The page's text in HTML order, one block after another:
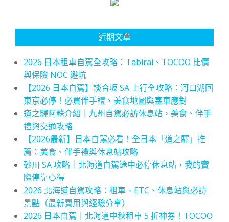
近期文章
2026 日本租車自駕全攻略：Tabirai、TOCOO 比價
與保險 NOC 避坑
【2026 日本自駕】談合坂 SA 上行全攻略：河口湖回
東京必停！必買伴手禮、美食地圖與塞車應對
道之驛阿蘇介紹｜九州自駕必訪休息站，美食、伴手
禮與交通攻略
【2026最新】日本自駕必看！全日本「道之驛」推
薦：美食、伴手禮與休息站攻略
砂川 SA 攻略｜北海道自駕途中必停休息站，我的實
際停靠心得
2026 北海道自駕攻略：租車、ETC、休息站與必訪
景點（最新費用與經驗分享）
2026 日本自駕｜北海道中秋租車 5 折神券！TOCOO